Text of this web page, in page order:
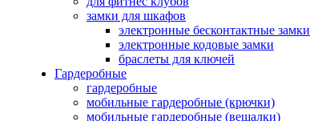
замки для шкафов
электронные бесконтактные замки
электронные кодовые замки
браслеты для ключей
Гардеробные
гардеробные
мобильные гардеробные (крючки)
мобильные гардеробные (вешалки)